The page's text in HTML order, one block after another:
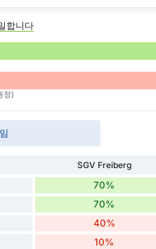
합니다
정)
SGV Freiberg
70%
70%
40%
10%